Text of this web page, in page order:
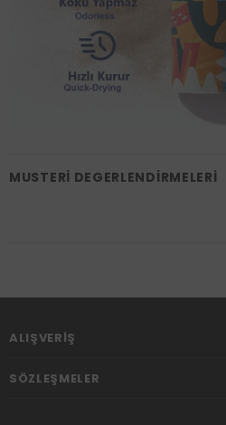
MUSTERI DEGERLENDIRMELERI
ALIŞVERIŞ
SÖZLEŞMELER